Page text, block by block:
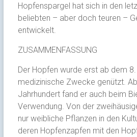
Hopfenspargel hat sich in den
beliebten – aber doch teuren –
entwickelt.
ZUSAMMENFASSUNG
Der Hopfen wurde erst ab dem
medizinische Zwecke genützt. Ab
Jahrhundert fand er auch beim
Verwendung. Von der
nur weibliche Pflanzen in den
deren Hopfenzapfen mit den